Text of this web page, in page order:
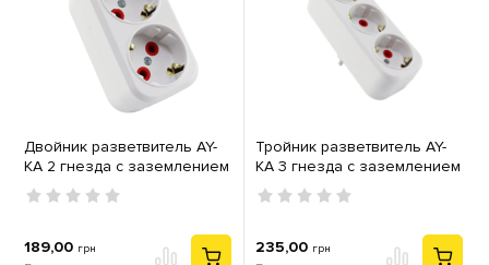
Двойник разветвитель AY-
KA 2 гнезда с заземлением
16А прямой белый
189,00 грн
Тройник разветвитель AY-
KA 3 гнезда с заземлением
16А прямой белый
235,00 грн